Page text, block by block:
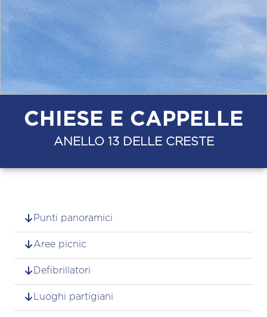
CHIESE E CAPPELLE
ANELLO 13 DELLE CRESTE
Punti panoramici
Aree picnic
Defibrillatori
Luoghi partigiani